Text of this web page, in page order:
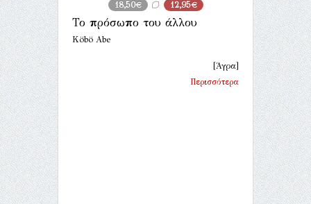
18,50€ 12,95€
Το πρόσωπο του άλλου
Köbö Abe
[Άγρα]
Περισσότερα